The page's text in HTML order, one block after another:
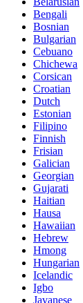
Bengali
Bosnian
Bulgarian
Cebuano
Chichewa
Corsican
Croatian
Dutch
Estonian
Filipino
Finnish
Frisian
Galician
Georgian
Gujarati
Haitian
Hausa
Hawaiian
Hebrew
Hmong
Hungarian
Icelandic
Igbo
Javanese